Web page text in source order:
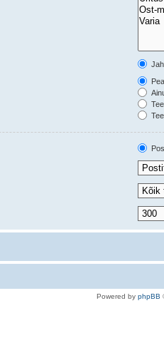
Jah
Powered by phpBB